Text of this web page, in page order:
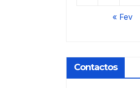
« Fev
Contactos